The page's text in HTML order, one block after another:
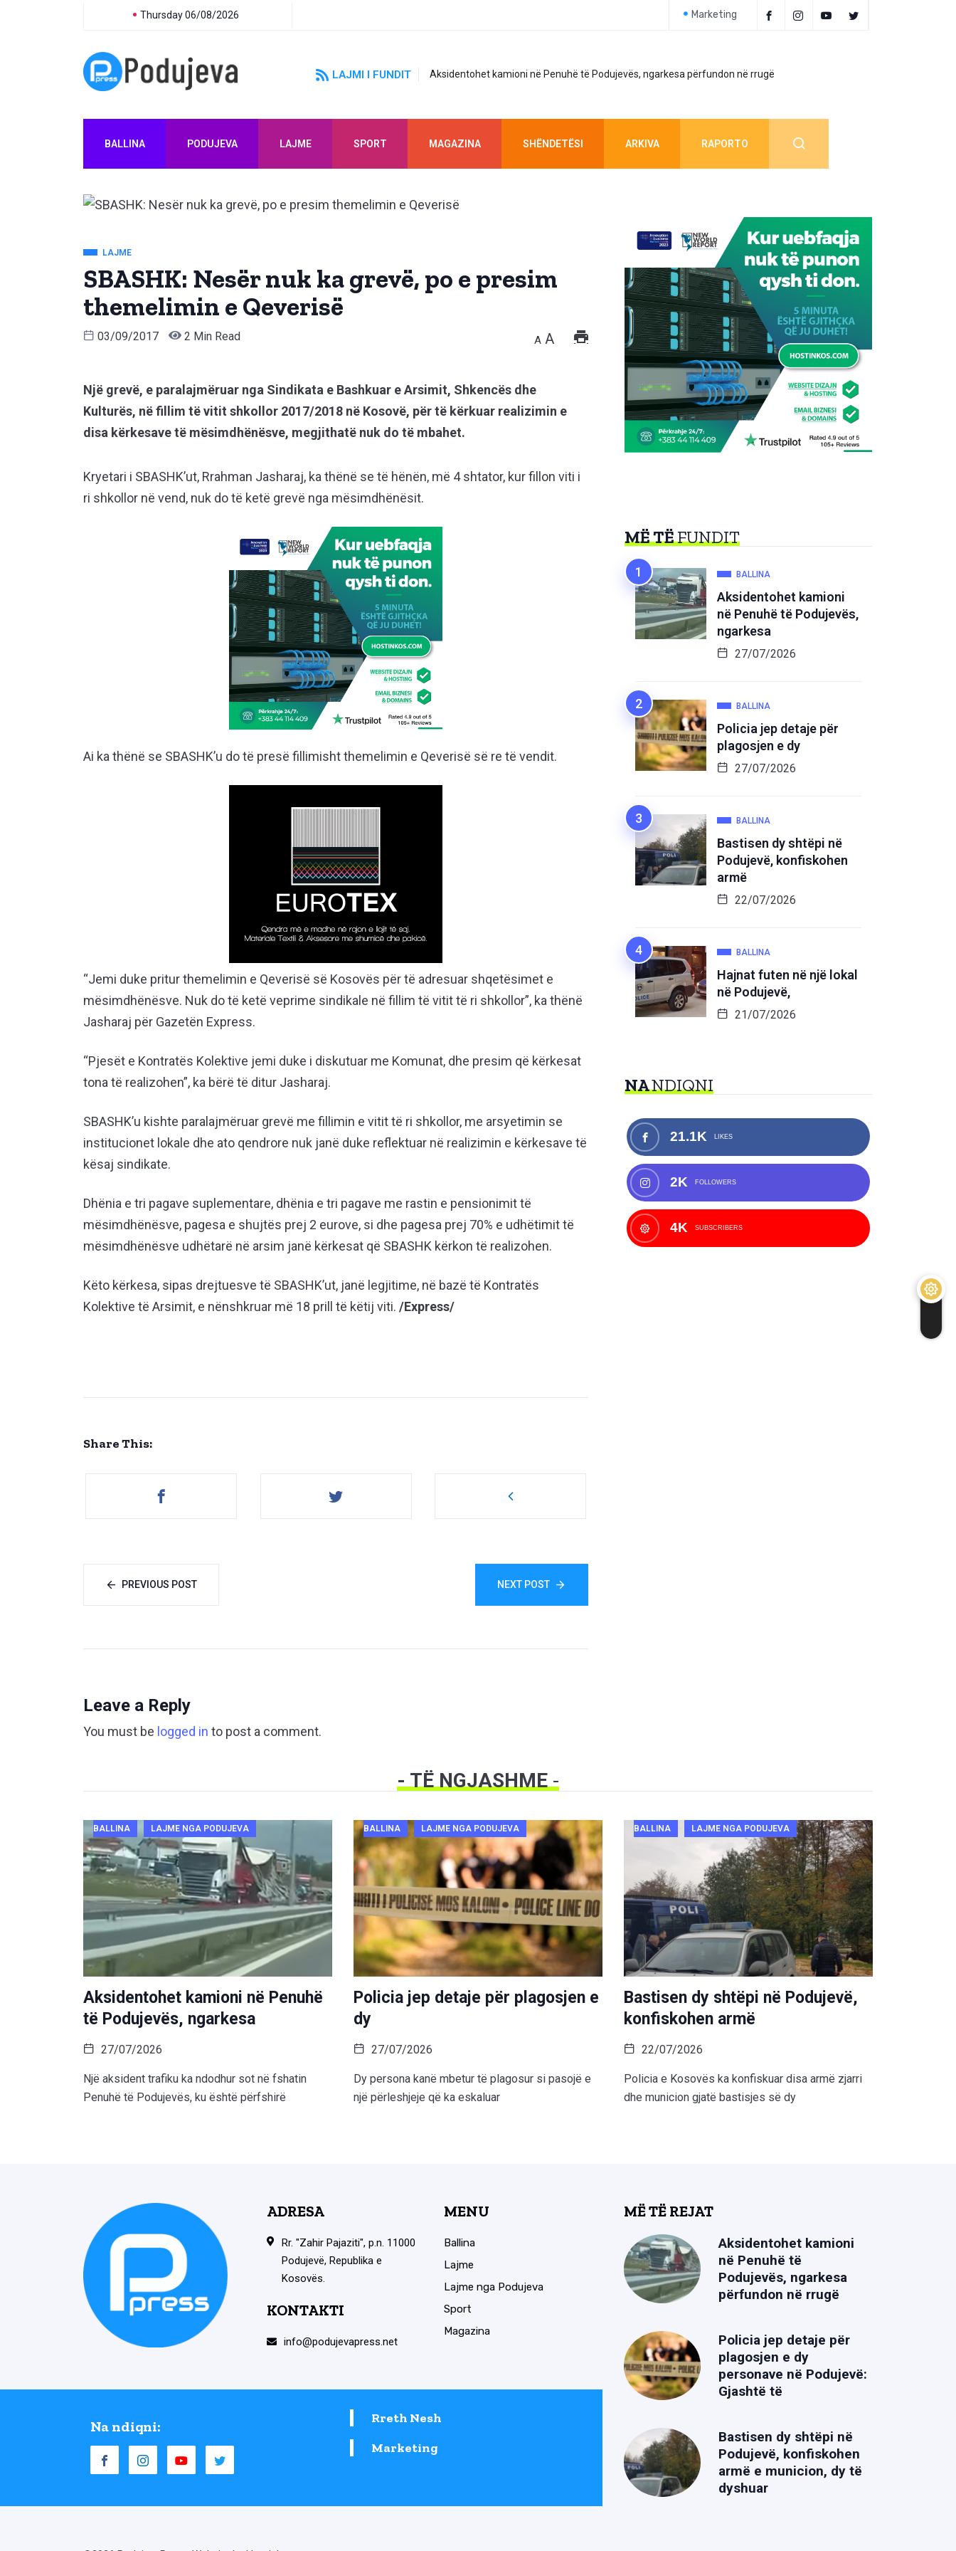
Thursday 06/08/2026 Marketing
LAJMI I FUNDIT Aksidentohet kamioni në Penuhë të Podujevës, ngarkesa përfundon në rrugë
BALLINA PODUJEVA LAJME SPORT MAGAZINA SHËNDETËSI ARKIVA RAPORTO
LAJME
SBASHK: Nesër nuk ka grevë, po e presim
themelimin e Qeverisë
03/09/2017 2 Min Read A A
Një grevë, e paralajmëruar nga Sindikata e Bashkuar e Arsimit, Shkencës dhe
Kulturës, në fillim të vitit shkollor 2017/2018 në Kosovë, për të kërkuar realizimin e
disa kërkesave të mësimdhënësve, megjithatë nuk do të mbahet.
Kryetari i SBASHK’ut, Rrahman Jasharaj, ka thënë se të hënën, më 4 shtator, kur fillon viti i
ri shkollor në vend, nuk do të ketë grevë nga mësimdhënësit.
Ai ka thënë se SBASHK’u do të presë fillimisht themelimin e Qeverisë së re të vendit.
“Jemi duke pritur themelimin e Qeverisë së Kosovës për të adresuar shqetësimet e
mësimdhënësve. Nuk do të ketë veprime sindikale në fillim të vitit të ri shkollor”, ka thënë
Jasharaj për Gazetën Express.
“Pjesët e Kontratës Kolektive jemi duke i diskutuar me Komunat, dhe presim që kërkesat
tona të realizohen”, ka bërë të ditur Jasharaj.
SBASHK’u kishte paralajmëruar grevë me fillimin e vitit të ri shkollor, me arsyetimin se
institucionet lokale dhe ato qendrore nuk janë duke reflektuar në realizimin e kërkesave të
kësaj sindikate.
Dhënia e tri pagave suplementare, dhënia e tri pagave me rastin e pensionimit të
mësimdhënësve, pagesa e shujtës prej 2 eurove, si dhe pagesa prej 70% e udhëtimit të
mësimdhënësve udhëtarë në arsim janë kërkesat që SBASHK kërkon të realizohen.
Këto kërkesa, sipas drejtuesve të SBASHK’ut, janë legjitime, në bazë të Kontratës
Kolektive të Arsimit, e nënshkruar më 18 prill të këtij viti. /Express/
Share This:
PREVIOUS POST NEXT POST
Leave a Reply
You must be logged in to post a comment.
MË TËFUNDIT
BALLINA
Aksidentohet kamioni
në Penuhë të Podujevës,
ngarkesa
27/07/2026
BALLINA
Policia jep detaje për
plagosjen e dy
27/07/2026
BALLINA
Bastisen dy shtëpi në
Podujevë, konfiskohen
armë
22/07/2026
BALLINA
Hajnat futen në një lokal
në Podujevë,
21/07/2026
NANDIQNI
21.1K LIKES
2K FOLLOWERS
4K SUBSCRIBERS
- TË NGJASHME-
BALLINA LAJME NGA PODUJEVA
Aksidentohet kamioni në Penuhë
të Podujevës, ngarkesa
27/07/2026
Një aksident trafiku ka ndodhur sot në fshatin
Penuhë të Podujevës, ku është përfshirë
BALLINA LAJME NGA PODUJEVA
Policia jep detaje për plagosjen e
dy
27/07/2026
Dy persona kanë mbetur të plagosur si pasojë e
një përleshjeje që ka eskaluar
BALLINA LAJME NGA PODUJEVA
Bastisen dy shtëpi në Podujevë,
konfiskohen armë
22/07/2026
Policia e Kosovës ka konfiskuar disa armë zjarri
dhe municion gjatë bastisjes së dy
ADRESA
Rr. "Zahir Pajaziti", p.n. 11000
Podujevë, Republika e
Kosovës.
KONTAKTI
info@podujevapress.net
MENU
Ballina
Lajme
Lajme nga Podujeva
Sport
Magazina
Na ndiqni:
Rreth Nesh
Marketing
MË TË REJAT
Aksidentohet kamioni
në Penuhë të
Podujevës, ngarkesa
përfundon në rrugë
Policia jep detaje për
plagosjen e dy
personave në Podujevë:
Gjashtë të
Bastisen dy shtëpi në
Podujevë, konfiskohen
armë e municion, dy të
dyshuar